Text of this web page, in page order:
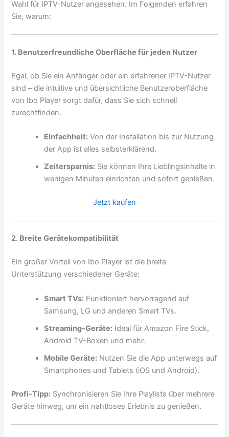
Wahl für IPTV-Nutzer angesehen. Im Folgenden erfahren
Sie, warum:
1. Benutzerfreundliche Oberfläche für jeden Nutzer
Egal, ob Sie ein Anfänger oder ein erfahrener IPTV-Nutzer
sind – die intuitive und übersichtliche Benutzeroberfläche
von Ibo Player sorgt dafür, dass Sie sich schnell
zurechtfinden.
Einfachheit: Von der Installation bis zur Nutzung
der App ist alles selbsterklärend.
Zeitersparnis: Sie können Ihre Lieblingsinhalte in
wenigen Minuten einrichten und sofort genießen.
Jetzt kaufen
2. Breite Gerätekompatibilität
Ein großer Vorteil von Ibo Player ist die breite
Unterstützung verschiedener Geräte:
Smart TVs: Funktioniert hervorragend auf
Samsung, LG und anderen Smart TVs.
Streaming-Geräte: Ideal für Amazon Fire Stick,
Android TV-Boxen und mehr.
Mobile Geräte: Nutzen Sie die App unterwegs auf
Smartphones und Tablets (iOS und Android).
Profi-Tipp: Synchronisieren Sie Ihre Playlists über mehrere
Geräte hinweg, um ein nahtloses Erlebnis zu genießen.